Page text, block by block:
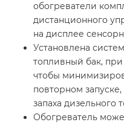
обогреватели
дистанционного
на дисплее
Установлена
топливный бак,
чтобы
повторном
запаха дизельного
Обогреватель